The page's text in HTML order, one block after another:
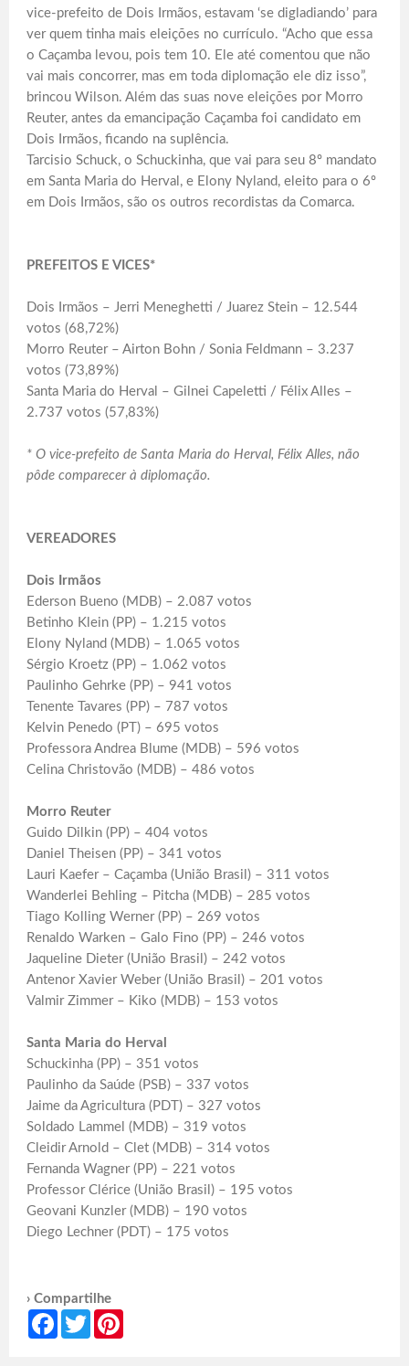
vice-prefeito de Dois Irmãos, estavam ‘se digladiando’ para
ver quem tinha mais eleições no currículo. “Acho que essa
o Caçamba levou, pois tem 10. Ele até comentou que não
vai mais concorrer, mas em toda diplomação ele diz isso”,
brincou Wilson. Além das suas nove eleições por Morro
Reuter, antes da emancipação Caçamba foi candidato em
Dois Irmãos, ficando na suplência.
Tarcisio Schuck, o Schuckinha, que vai para seu 8º mandato
em Santa Maria do Herval, e Elony Nyland, eleito para o 6º
em Dois Irmãos, são os outros recordistas da Comarca.
PREFEITOS E VICES*
Dois Irmãos – Jerri Meneghetti / Juarez Stein – 12.544
votos (68,72%)
Morro Reuter – Airton Bohn / Sonia Feldmann – 3.237
votos (73,89%)
Santa Maria do Herval – Gilnei Capeletti / Félix Alles –
2.737 votos (57,83%)
* O vice-prefeito de Santa Maria do Herval, Félix Alles, não
pôde comparecer à diplomação.
VEREADORES
Dois Irmãos
Ederson Bueno (MDB) – 2.087 votos
Betinho Klein (PP) – 1.215 votos
Elony Nyland (MDB) – 1.065 votos
Sérgio Kroetz (PP) – 1.062 votos
Paulinho Gehrke (PP) – 941 votos
Tenente Tavares (PP) – 787 votos
Kelvin Penedo (PT) – 695 votos
Professora Andrea Blume (MDB) – 596 votos
Celina Christovão (MDB) – 486 votos
Morro Reuter
Guido Dilkin (PP) – 404 votos
Daniel Theisen (PP) – 341 votos
Lauri Kaefer – Caçamba (União Brasil) – 311 votos
Wanderlei Behling – Pitcha (MDB) – 285 votos
Tiago Kolling Werner (PP) – 269 votos
Renaldo Warken – Galo Fino (PP) – 246 votos
Jaqueline Dieter (União Brasil) – 242 votos
Antenor Xavier Weber (União Brasil) – 201 votos
Valmir Zimmer – Kiko (MDB) – 153 votos
Santa Maria do Herval
Schuckinha (PP) – 351 votos
Paulinho da Saúde (PSB) – 337 votos
Jaime da Agricultura (PDT) – 327 votos
Soldado Lammel (MDB) – 319 votos
Cleidir Arnold – Clet (MDB) – 314 votos
Fernanda Wagner (PP) – 221 votos
Professor Clérice (União Brasil) – 195 votos
Geovani Kunzler (MDB) – 190 votos
Diego Lechner (PDT) – 175 votos
› Compartilhe
Facebook
Twitter